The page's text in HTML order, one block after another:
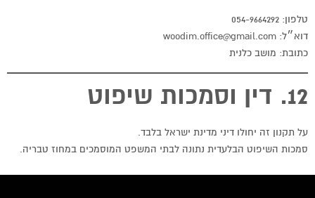
טלפון: 054-9664292
דוא״ל: woodim.office@gmail.com
כתובת: מושב כלנית
12. דין וסמכות שיפוט
על תקנון זה יחולו דיני מדינת ישראל בלבד.
סמכות השיפוט הבלעדית נתונה לבתי המשפט המוסמכים במחוז טבריה.